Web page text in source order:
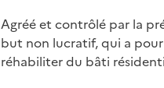
Agréé et contrôlé par la
but non lucratif, qui a
réhabiliter du bâti